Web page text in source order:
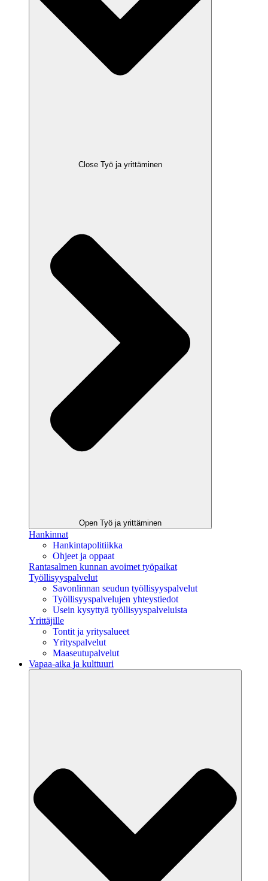
Close Työ ja yrittäminen
Open Työ ja yrittäminen
Hankinnat
Hankintapolitiikka
Ohjeet ja oppaat
Rantasalmen kunnan avoimet työpaikat
Työllisyyspalvelut
Savonlinnan seudun työllisyyspalvelut
Työllisyyspalvelujen yhteystiedot
Usein kysyttyä työllisyyspalveluista
Yrittäjille
Tontit ja yritysalueet
Yrityspalvelut
Maaseutupalvelut
Vapaa-aika ja kulttuuri